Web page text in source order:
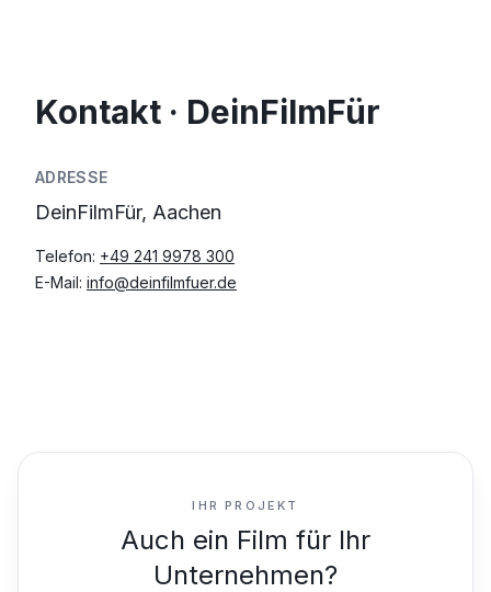
Kontakt · DeinFilmFür
ADRESSE
DeinFilmFür, Aachen
Telefon: +49 241 9978 300
E-Mail: info@deinfilmfuer.de
IHR PROJEKT
Auch ein Film für Ihr
Unternehmen?